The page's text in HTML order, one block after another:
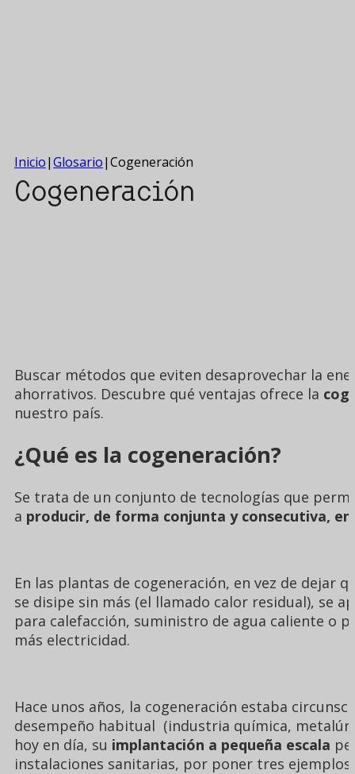
Inicio|Glosario|Cogeneración
Cogeneración
Buscar métodos que eviten desaprovechar la
ahorrativos. Descubre qué ventajas ofrece la
nuestro país.
¿Qué es la cogeneración?
Se trata de un conjunto de tecnologías que
a producir, de forma conjunta y consecutiva,
En las plantas de cogeneración, en vez de dejar
se disipe sin más (el llamado calor residual), se
para calefacción, suministro de agua caliente o
más electricidad.
Hace unos años, la cogeneración estaba
desempeño habitual (industria química,
hoy en día, su implantación a pequeña escala
instalaciones sanitarias, por poner tres